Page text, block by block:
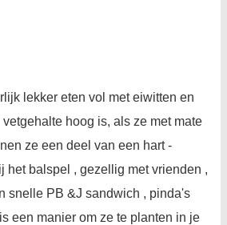
lekker eten vol met eiwitten en
hoog is, als ze met mate
ze een deel van een hart -
het ​​balspel , gezellig met vrienden ,
snelle PB &J sandwich , pinda's
een manier om ze te planten in je